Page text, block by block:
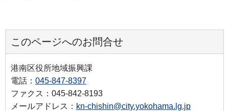
このページへのお問合せ
港南区役所地域振興課
電話： 045-847-8397
ファクス：045-842-8193
メールアドレス： kn-chishin@city.yokohama.lg.jp